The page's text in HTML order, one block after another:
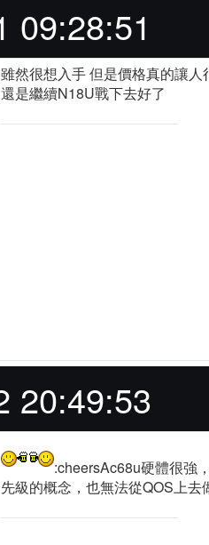
09:28:51
雖然很想入手 但是價格真的讓人
還是繼續N18U戰下去好了
20:49:53
:cheersAc68u硬體很強
先級的概念，也無法從QOS上